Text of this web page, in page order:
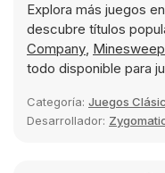
Explora más juegos
descubre títulos
Company,
todo disponible para
Categoría: Juegos
Desarrollador: